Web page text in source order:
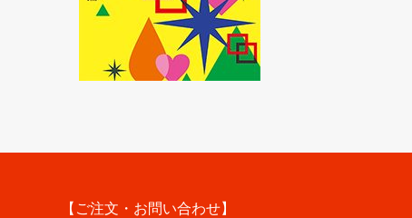
【ご注文・お問い合わせ】